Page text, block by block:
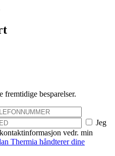
fremtidige besparelser.
Jeg
vedr. min
Thermia håndterer dine